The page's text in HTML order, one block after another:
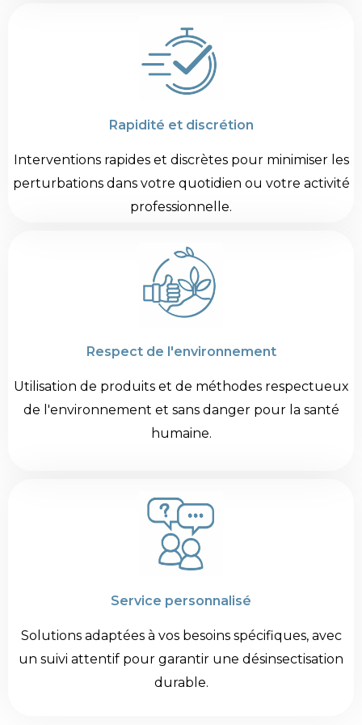
Rapidité et discrétion
Interventions rapides et discrètes pour minimiser les
perturbations dans votre quotidien ou votre activité
professionnelle.
Respect de l'environnement
Utilisation de produits et de méthodes respectueux
de l'environnement et sans danger pour la santé
humaine.
Service personnalisé
Solutions adaptées à vos besoins spécifiques, avec
un suivi attentif pour garantir une désinsectisation
durable.